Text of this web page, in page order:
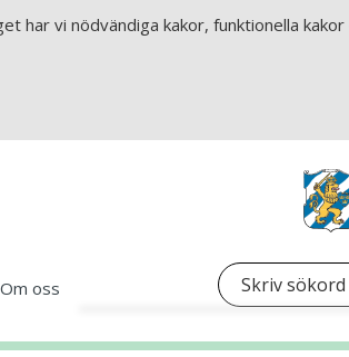
har vi nödvändiga kakor, funktionella kakor
Om oss